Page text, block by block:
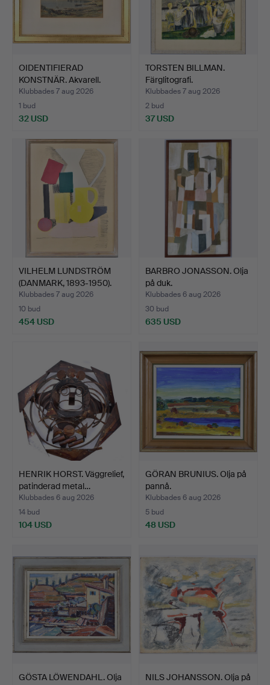
OIDENTIFIERAD
KONSTNÄR. Akvarell.
Klubbades 7 aug 2026
1 bud
32 USD
TORSTEN BILLMAN.
Färglitografi.
Klubbades 7 aug 2026
2 bud
37 USD
VILHELM LUNDSTRÖM
(DANMARK, 1893-1950).
"S…
Klubbades 7 aug 2026
10 bud
454 USD
BARBRO JONASSON. Olja
på duk.
Klubbades 6 aug 2026
30 bud
635 USD
HENRIK HORST. Väggrelief,
patinderad metal…
Klubbades 6 aug 2026
14 bud
104 USD
GÖRAN BRUNIUS. Olja på
pannå.
Klubbades 6 aug 2026
5 bud
48 USD
GÖSTA LÖWENDAHL. Olja
NILS JOHANSSON. Olja på